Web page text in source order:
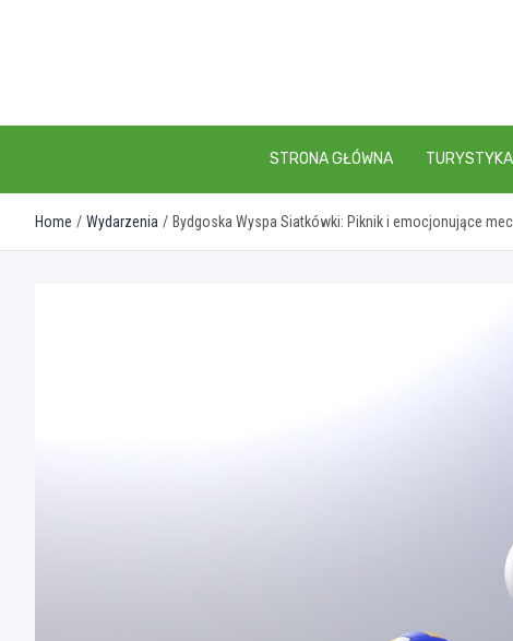
STRONA GŁÓWNA TURYSTYKA
Home Wydarzenia Bydgoska Wyspa Siatkówki: Piknik i emocjonujące